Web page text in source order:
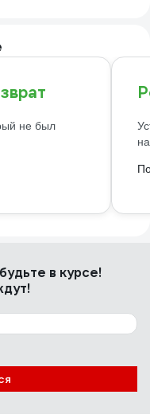
не был
в курсе!